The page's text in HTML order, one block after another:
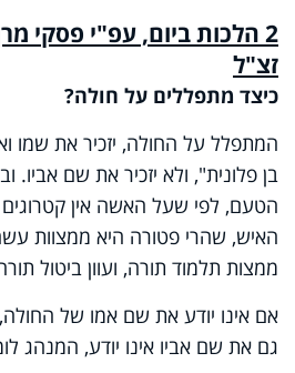
2 הלכות ביום, עפ"י פסקי
זצ"ל
כיצד מתפללים על חולה?
המתפלל על החולה, יזכיר את שמו
בן פלונית", ולא יזכיר את שם
הטעם, לפי שעל האשה אין
האיש, שהרי פטורה היא ממצוות
ממצות תלמוד תורה, ועוון ביטול
אם אינו יודע את שם אמו של
גם את שם אביו אינו יודע, המנהג